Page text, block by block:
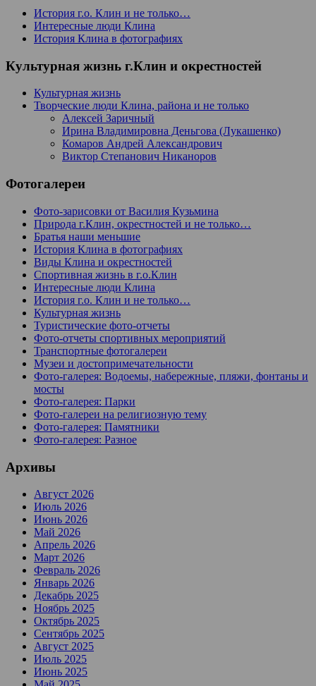
История г.о. Клин и не только…
Интересные люди Клина
История Клина в фотографиях
Культурная жизнь г.Клин и окрестностей
Культурная жизнь
Творческие люди Клина, района и не только
Алексей Заричный
Ирина Владимировна Деньгова (Лукашенко)
Комаров Андрей Александрович
Виктор Степанович Никаноров
Фотогалереи
Фото-зарисовки от Василия Кузьмина
Природа г.Клин, окрестностей и не только…
Братья наши меньшие
История Клина в фотографиях
Виды Клина и окрестностей
Спортивная жизнь в г.о.Клин
Интересные люди Клина
История г.о. Клин и не только…
Культурная жизнь
Туристические фото-отчеты
Фото-отчеты спортивных мероприятий
Транспортные фотогалереи
Музеи и достопримечательности
Фото-галерея: Водоемы, набережные, пляжи, фонтаны и
мосты
Фото-галерея: Парки
Фото-галереи на религиозную тему
Фото-галерея: Памятники
Фото-галерея: Разное
Архивы
Август 2026
Июль 2026
Июнь 2026
Май 2026
Апрель 2026
Март 2026
Февраль 2026
Январь 2026
Декабрь 2025
Ноябрь 2025
Октябрь 2025
Сентябрь 2025
Август 2025
Июль 2025
Июнь 2025